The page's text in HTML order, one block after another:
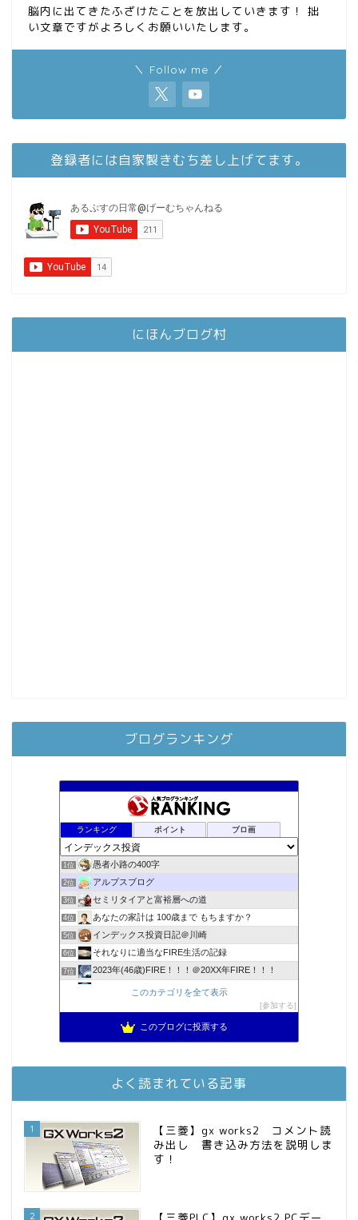
脳内に出てきたふざけたことを放出していきます！ 拙
い文章ですがよろしくお願いいたします。
＼ Follow me ／
登録者には自家製きむち差し上げてます。
にほんブログ村
ブログランキング
ランキング ポイント ブロ画
1位 愚者小路の400字
2位 アルプスブログ
3位 セミリタイアと富裕層への道
4位 あなたの家計は 100歳まで もちますか？
5位 インデックス投資日記＠川崎
6位 それなりに適当なFIRE生活の記録
7位 2023年(46歳)FIRE！！！＠20XX年FIRE！！！
3階建ての資産形成
スパコンSEが効率的投資で一家セミリタイアするブログ
11位 お金に困らない生活（インデックス投資ブログ）
MBAのインデックス投資日記
このカテゴリを全て表示
参加する
このブログに投票する
よく読まれている記事
1
【三菱】gx works2 コメント読
み出し 書き込み方法を説明しま
す！
2